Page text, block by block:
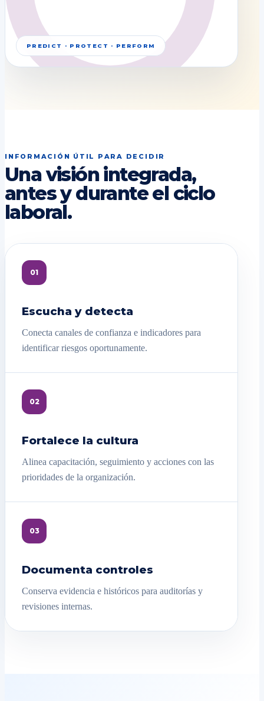
PREDICT · PROTECT · PERFORM
INFORMACIÓN ÚTIL PARA DECIDIR
Una visión integrada,
antes y durante el ciclo
laboral.
01
Escucha y detecta
Conecta canales de confianza e indicadores para
identificar riesgos oportunamente.
02
Fortalece la cultura
Alinea capacitación, seguimiento y acciones con las
prioridades de la organización.
03
Documenta controles
Conserva evidencia e históricos para auditorías y
revisiones internas.